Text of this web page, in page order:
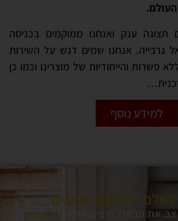
תצוגה ענק ואנחנו ממוקמים בכניסה
גרבייה. אנחנו שמים דגש על השירות
פשרות והייחודיות של מוצרינו וכמו כן
למידע נוסף
לקוחות מרוצים
את הבית? רוצים השראה?